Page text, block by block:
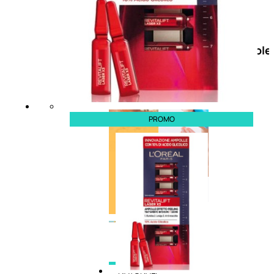
Doposole
doposole
NATURALI
PROMO